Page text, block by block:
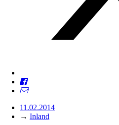
11.02.2014
→ Inland